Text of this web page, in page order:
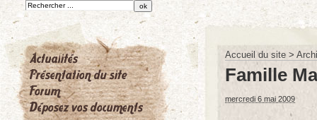
Accueil du site >
Famille
mercredi 6 mai 2009